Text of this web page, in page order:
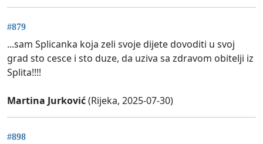
#879
...sam Splicanka koja zeli svoje dijete dovoditi u svoj
grad sto cesce i sto duze, da uziva sa zdravom obitelji iz
Splita!!!!
Martina Jurković(Rijeka, 2025-07-30)
#898